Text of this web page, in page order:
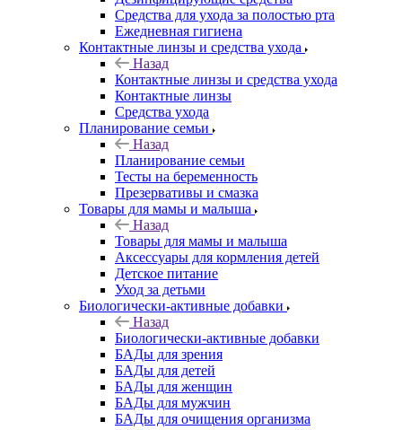
Средства для ухода за полостью рта
Ежедневная гигиена
Контактные линзы и средства ухода
Назад
Контактные линзы и средства ухода
Контактные линзы
Средства ухода
Планирование семьи
Назад
Планирование семьи
Тесты на беременность
Презервативы и смазка
Товары для мамы и малыша
Назад
Товары для мамы и малыша
Аксессуары для кормления детей
Детское питание
Уход за детьми
Биологически-активные добавки
Назад
Биологически-активные добавки
БАДы для зрения
БАДы для детей
БАДы для женщин
БАДы для мужчин
БАДы для очищения организма